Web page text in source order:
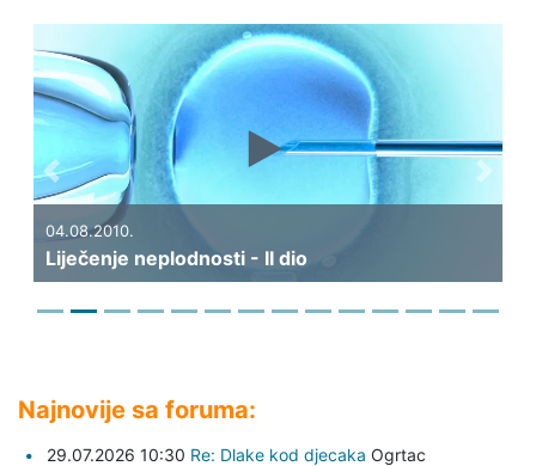
04.08.2010.
Liječenje neplodnosti - II dio
Previous Next
Najnovije sa foruma:
29.07.2026 10:30 Re: Dlake kod djecaka Ogrtac